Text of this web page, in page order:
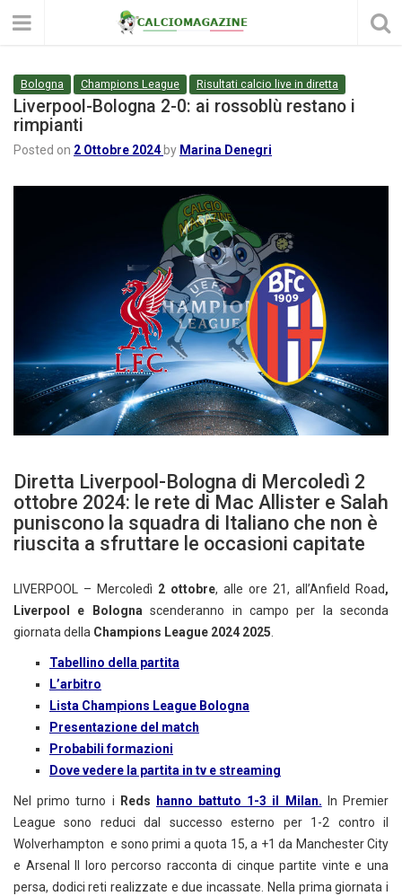
Bologna Champions League Risultati calcio live in diretta
Liverpool-Bologna 2-0: ai rossoblù restano i
rimpianti
Posted on 2 Ottobre 2024 by Marina Denegri
Diretta Liverpool-Bologna di Mercoledì 2
ottobre 2024: le rete di Mac Allister e Salah
puniscono la squadra di Italiano che non è
riuscita a sfruttare le occasioni capitate
LIVERPOOL – Mercoledì 2 ottobre, alle ore 21, all’Anfield Road,
Liverpool e Bolognascenderanno in campo per la seconda
giornata della Champions League 2024 2025.
Tabellino della partita
L’arbitro
Lista Champions League Bologna
Presentazione del match
Probabili formazioni
Dove vedere la partita in tv e streaming
Nel primo turno i Reds hanno battuto 1-3 il Milan. In Premier
League sono reduci dal successo esterno per 1-2 contro il
Wolverhampton e sono primi a quota 15, a +1 da Manchester City
e Arsenal Il loro percorso racconta di cinque partite vinte e una
persa, dodici reti realizzate e due incassate. Nella prima giornata i